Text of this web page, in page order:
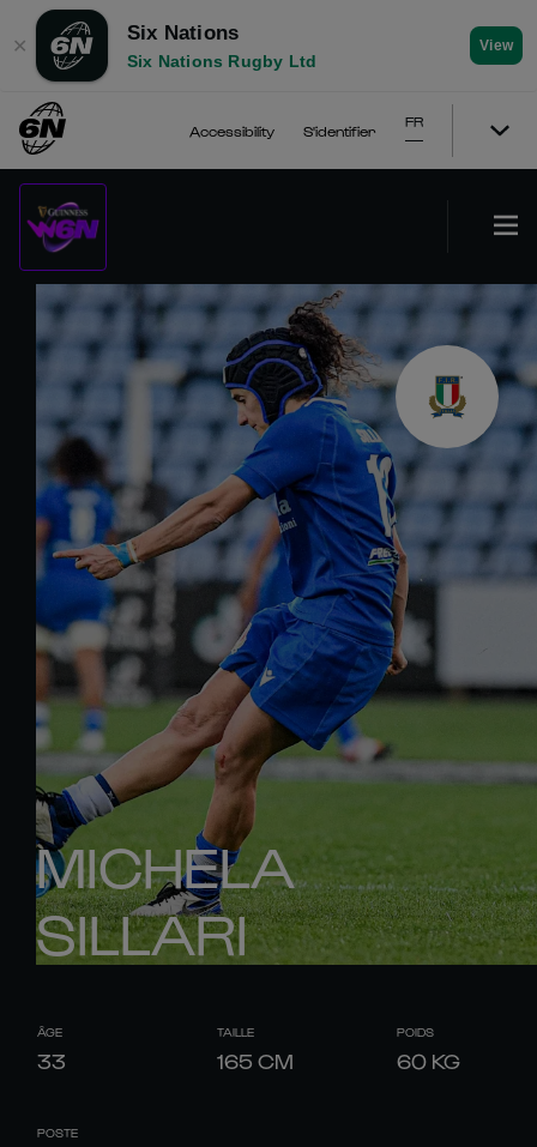
✕
Six Nations
Six Nations Rugby Ltd
View
Accessibility S'identifier
FR
MICHELA
SILLARI
ÂGE
33
TAILLE
165 CM
POIDS
60 KG
POSTE